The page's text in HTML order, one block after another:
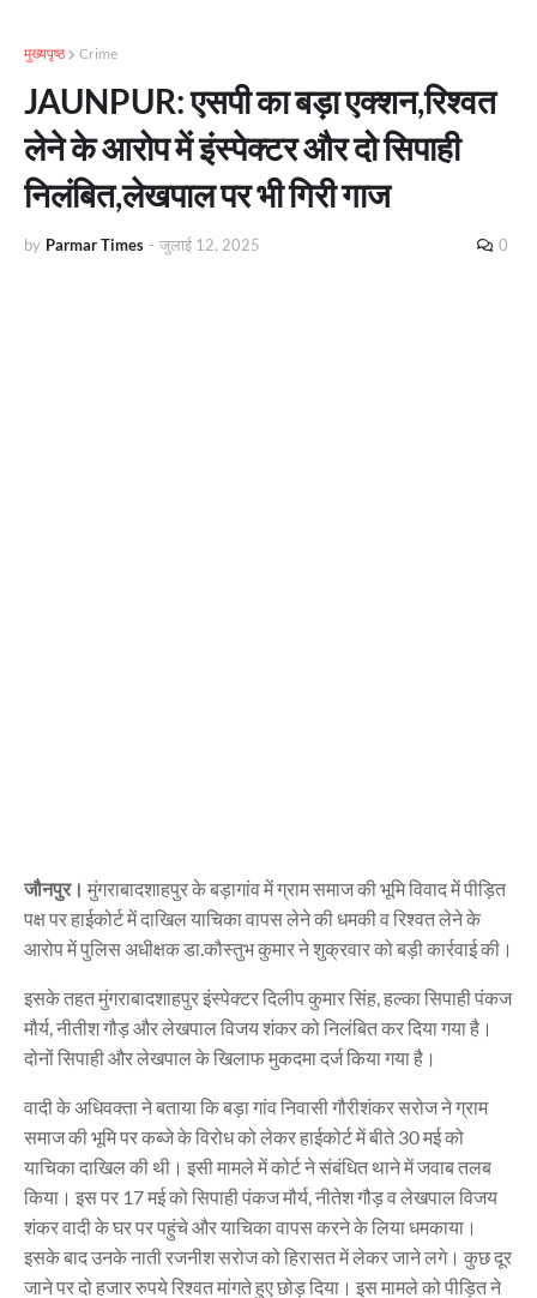
मुख्यपृष्ठ Crime
JAUNPUR: एसपी का बड़ा एक्शन,रिश्वत
लेने के आरोप में इंस्पेक्टर और दो सिपाही
निलंबित,लेखपाल पर भी गिरी गाज
by Parmar Times - जुलाई 12, 2025 0
जौनपुर। मुंगराबादशाहपुर के बड़ागांव में ग्राम समाज की भूमि विवाद में पीड़ित
पक्ष पर हाईकोर्ट में दाखिल याचिका वापस लेने की धमकी व रिश्वत लेने के
आरोप में पुलिस अधीक्षक डा.कौस्तुभ कुमार ने शुक्रवार को बड़ी कार्रवाई की।
इसके तहत मुंगराबादशाहपुर इंस्पेक्टर दिलीप कुमार सिंह, हल्का सिपाही पंकज
मौर्य, नीतीश गौड़ और लेखपाल विजय शंकर को निलंबित कर दिया गया है।
दोनों सिपाही और लेखपाल के खिलाफ मुकदमा दर्ज किया गया है।
वादी के अधिवक्ता ने बताया कि बड़ा गांव निवासी गौरीशंकर सरोज ने ग्राम
समाज की भूमि पर कब्जे के विरोध को लेकर हाईकोर्ट में बीते 30 मई को
याचिका दाखिल की थी। इसी मामले में कोर्ट ने संबंधित थाने में जवाब तलब
किया। इस पर 17 मई को सिपाही पंकज मौर्य, नीतेश गौड़ व लेखपाल विजय
शंकर वादी के घर पर पहुंचे और याचिका वापस करने के लिया धमकाया।
इसके बाद उनके नाती रजनीश सरोज को हिरासत में लेकर जाने लगे। कुछ दूर
जाने पर दो हजार रुपये रिश्वत मांगते हुए छोड़ दिया। इस मामले को पीड़ित ने